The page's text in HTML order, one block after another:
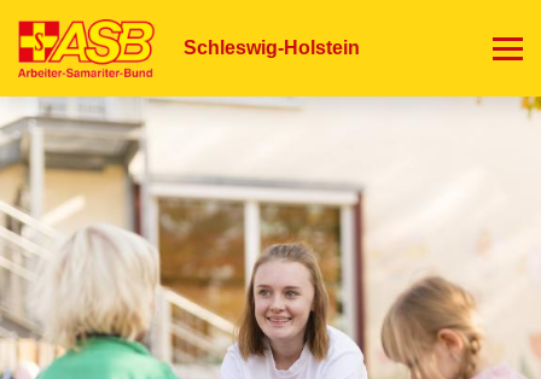
zum
Schleswig-Holstein